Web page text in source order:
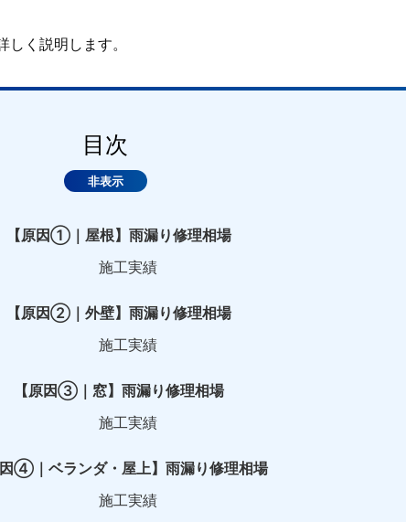
く説明します。
目次
【原因①｜屋根】雨漏り修理相場
施工実績
【原因②｜外壁】雨漏り修理相場
施工実績
【原因③｜窓】雨漏り修理相場
施工実績
因④｜ベランダ・屋上】雨漏り修理相場
施工実績